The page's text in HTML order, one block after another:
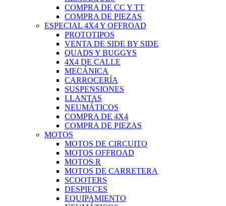
COMPRA DE CC Y TT
COMPRA DE PIEZAS
ESPECIAL 4X4 Y OFFROAD
PROTOTIPOS
VENTA DE SIDE BY SIDE
QUADS Y BUGGYS
4X4 DE CALLE
MECÁNICA
CARROCERÍA
SUSPENSIONES
LLANTAS
NEUMÁTICOS
COMPRA DE 4X4
COMPRA DE PIEZAS
MOTOS
MOTOS DE CIRCUITO
MOTOS OFFROAD
MOTOS R
MOTOS DE CARRETERA
SCOOTERS
DESPIECES
EQUIPAMIENTO